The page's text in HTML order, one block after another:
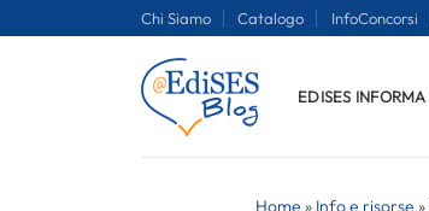
Chi Siamo Catalogo InfoConcorsi
EDISES INFORMA
Home » Info e risorse »